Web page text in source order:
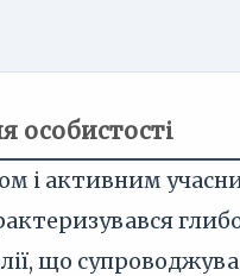
особистості
і активним
що